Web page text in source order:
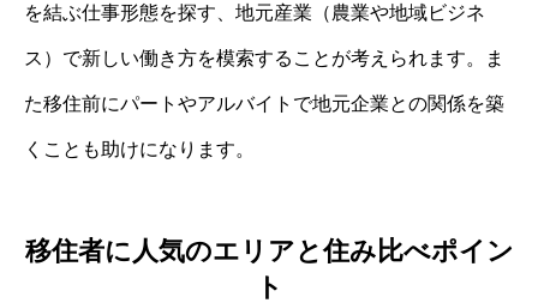
を結ぶ仕事形態を探す、地元産業（農業や地域ビジネ
ス）で新しい働き方を模索することが考えられます。ま
た移住前にパートやアルバイトで地元企業との関係を築
くことも助けになります。
移住者に人気のエリアと住み比べポイン
ト